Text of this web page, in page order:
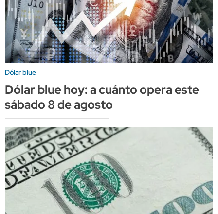
Dólar blue
Dólar blue hoy: a cuánto opera este
sábado 8 de agosto